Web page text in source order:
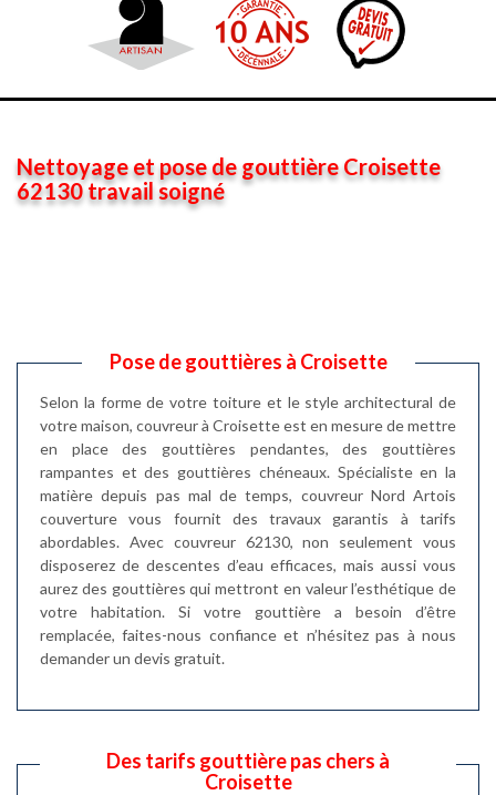
Nettoyage et pose de gouttière Croisette
62130 travail soigné
Pose de gouttières à Croisette
Selon la forme de votre toiture et le style architectural de
votre maison, couvreur à Croisette est en mesure de mettre
en place des gouttières pendantes, des gouttières
rampantes et des gouttières chéneaux. Spécialiste en la
matière depuis pas mal de temps, couvreur Nord Artois
couverture vous fournit des travaux garantis à tarifs
abordables. Avec couvreur 62130, non seulement vous
disposerez de descentes d’eau efficaces, mais aussi vous
aurez des gouttières qui mettront en valeur l’esthétique de
votre habitation. Si votre gouttière a besoin d’être
remplacée, faites-nous confiance et n’hésitez pas à nous
demander un devis gratuit.
Des tarifs gouttière pas chers à
Croisette